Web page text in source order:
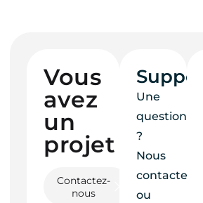
Vous
avez
un
projet ?
Contactez-
nous
Support
Une
question
?
Nous
contacter
ou